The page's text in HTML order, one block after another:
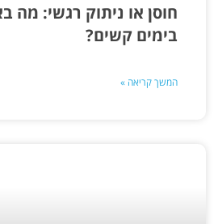
חוסן או ניתוק רגשי: מה
בימים קשים?
המשך קריאה »